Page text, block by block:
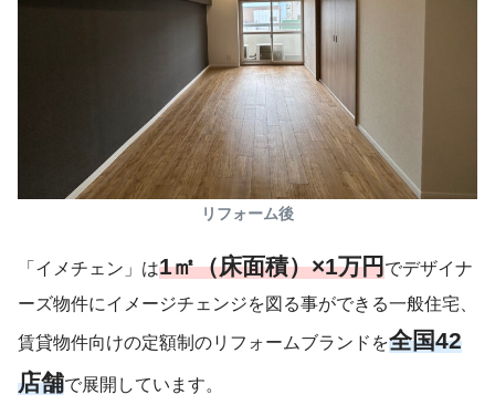
リフォーム後
「イメチェン」は1㎡（床面積）×1万円でデザイナ
ーズ物件にイメージチェンジを図る事ができる一般住宅、
賃貸物件向けの定額制のリフォームブランドを全国42
店舗で展開しています。